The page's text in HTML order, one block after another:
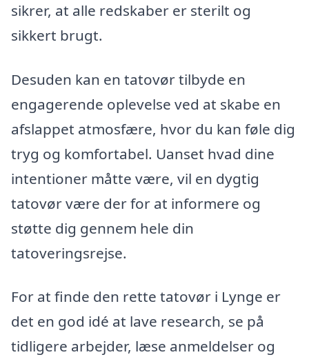
sikrer, at alle redskaber er sterilt og
sikkert brugt.
Desuden kan en tatovør tilbyde en
engagerende oplevelse ved at skabe en
afslappet atmosfære, hvor du kan føle dig
tryg og komfortabel. Uanset hvad dine
intentioner måtte være, vil en dygtig
tatovør være der for at informere og
støtte dig gennem hele din
tatoveringsrejse.
For at finde den rette tatovør i Lynge er
det en god idé at lave research, se på
tidligere arbejder, læse anmeldelser og